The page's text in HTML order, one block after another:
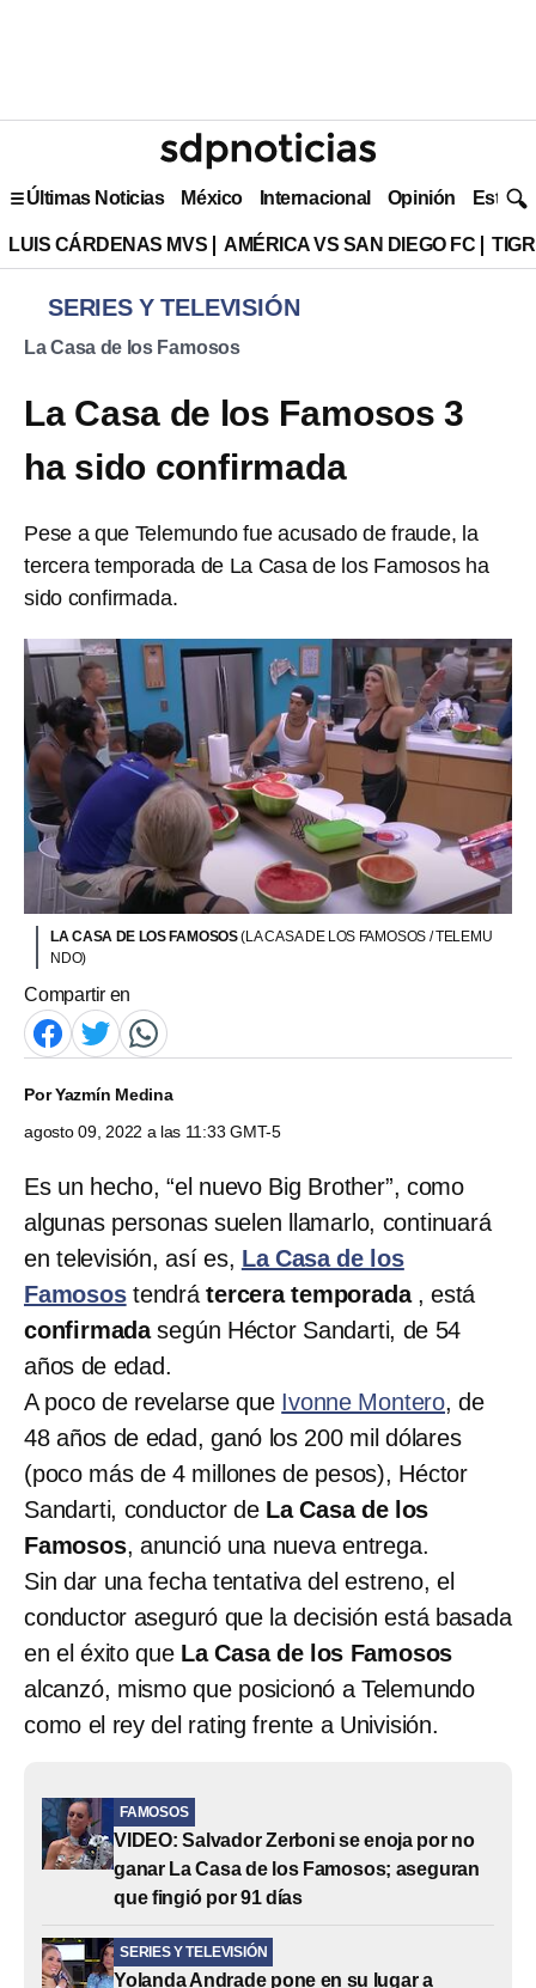
Últimas Noticias México Internacional Opinión Estilo
LUIS CÁRDENAS MVS AMÉRICA VS SAN DIEGO FC
SERIES Y TELEVISIÓN
La Casa de los Famosos
La Casa de los Famosos 3
ha sido confirmada
Pese a que Telemundo fue acusado de fraude, la
tercera temporada de La Casa de los Famosos ha
sido confirmada.
LA CASA DE LOS FAMOSOS(LA CASA DE LOS FAMOSOS / TELEMU
NDO)
Compartir en
PorYazmín Medina
agosto 09, 2022 a las 11:33 GMT-5
Es un hecho, “el nuevo Big Brother”, como
algunas personas suelen llamarlo, continuará
en televisión, así es, La Casa de los
Famosostendrátercera temporada, está
confirmadasegún Héctor Sandarti, de 54
años de edad.
A poco de revelarse que Ivonne Montero, de
48 años de edad, ganó los 200 mil dólares
(poco más de 4 millones de pesos), Héctor
Sandarti, conductor de La Casa de los
Famosos, anunció una nueva entrega.
Sin dar una fecha tentativa del estreno, el
conductor aseguró que la decisión está basada
en el éxito que La Casa de los Famosos
alcanzó, mismo que posicionó a Telemundo
como el rey del rating frente a Univisión.
FAMOSOS
VIDEO: Salvador Zerboni se enoja por no
ganar La Casa de los Famosos; aseguran
que fingió por 91 días
SERIES Y TELEVISIÓN
Yolanda Andrade pone en su lugar a